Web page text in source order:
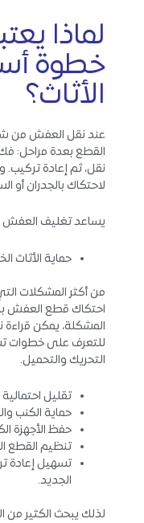
لماذا
خطوة
الأثاث؟
عند نقل العفش من
القطع بعدة مراحل:
نقل، ثم إعادة
لاحتكاك بالجدران أو
يساعد تغليف العفش
حماية الأثاث
من أكثر المشكلات
احتكاك قطع العفش
المشكلة، يمكن قراءة
للتعرف على خطوات
التحريك والتحميل.
تقليل
حماية الكنب
حفظ الأجهزة
تنظيم القطع
تسهيل إعادة
الجديد.
لذلك يبحث الكثير